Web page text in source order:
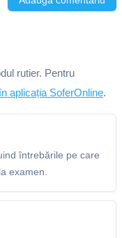
rutier. Pentru
aplicația SoferOnline.
întrebările pe care
examen.